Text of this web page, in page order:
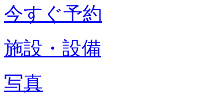
今すぐ予約
施設・設備
写真